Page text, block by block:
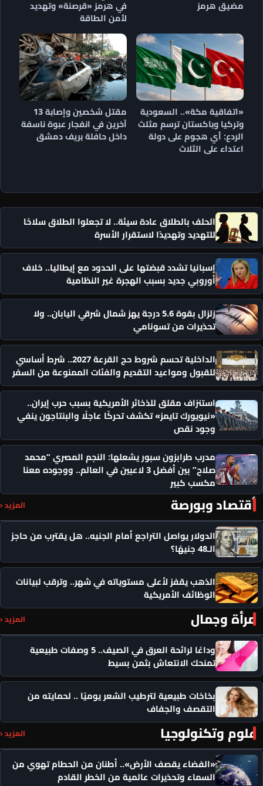
مضيق هرمز
في هرمز «قرصنة» وتهديد
لأمن الطاقة
«اتفاقية مكة».. السعودية
وتركيا وباكستان ترسم مثلث
الردع: أي هجوم على دولة
اعتداء على الثلاث
مقتل شخصين وإصابة 13
آخرين في انفجار عبوة ناسفة
داخل حافلة بريف دمشق
الحلف بالطلاق عادة سيئة.. لا تجعلوا الطلاق سلاحًا
للتهديد وتهديدًا لاستقرار الأسرة
إسبانيا تشدد قبضتها على الحدود مع إيطاليا.. خلاف
أوروبي جديد بسبب الهجرة غير النظامية
زلزال بقوة 5.6 درجة يهز شمال شرقي اليابان.. ولا
تحذيرات من تسونامي
الداخلية تحسم شروط حج القرعة 2027.. شرط أساسي
للقبول ومواعيد التقديم والفئات الممنوعة من السفر
استنزاف مقلق للذخائر الأمريكية بسبب حرب إيران..
«نيويورك تايمز» تكشف تحركًا عاجلًا والبنتاجون ينفي
وجود نقص
مدرب طرابزون سبور يشعلها: النجم المصري “محمد
صلاح” بين أفضل 3 لاعبين في العالم.. ووجوده معنا
مكسب كبير
أقتصاد وبورصة المزيد ‹
الدولار يواصل التراجع أمام الجنيه.. هل يقترب من حاجز
الـ48 جنيهًا؟
الذهب يقفز لأعلى مستوياته في شهر.. وترقب لبيانات
الوظائف الأمريكية
مرأة وجمال المزيد ‹
وداعًا لرائحة العرق في الصيف.. 5 وصفات طبيعية
تمنحك الانتعاش بثمن بسيط
بخاخات طبيعية لترطيب الشعر يوميًا .. لحمايته من
التقصف والجفاف
علوم وتكنولوجيا المزيد ‹
«الفضاء يقصف الأرض».. أطنان من الحطام تهوي من
السماء وتحذيرات عالمية من الخطر القادم